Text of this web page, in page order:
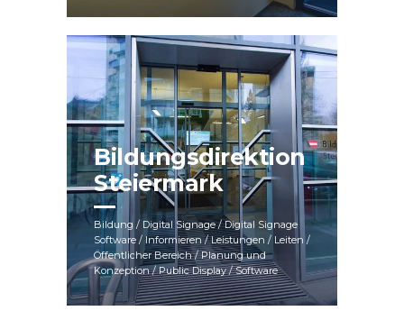
Bildungsdirektion
Steiermark
Bildung / Digital Signage / Digital Signage
Software / Informieren / Leistungen / Leiten /
Öffentlicher Bereich / Planung und
Konzeption / Public Display / Software
Digital Learning
Lab